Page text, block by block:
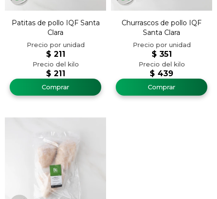
Patitas de pollo IQF Santa
Clara
$ 211
$ 211
Churrascos de pollo IQF
Santa Clara
$ 439
$ 351